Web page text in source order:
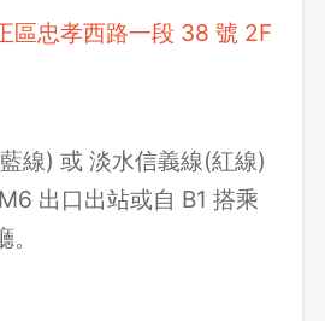
區忠孝西路一段 38 號 2F
線) 或 淡水信義線(紅線)
出口出站或自 B1 搭乘